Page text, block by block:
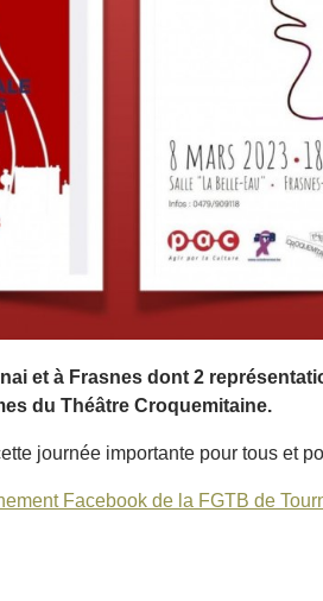
et à Frasnes dont 2
du Théâtre Croquemitaine.
journée importante pour tous et
Facebook de la FGTB de